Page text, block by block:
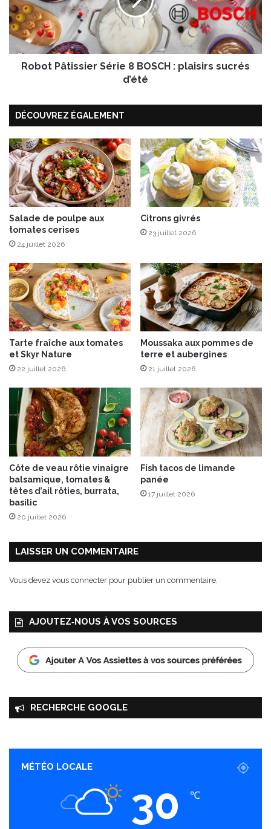
é
a
n
é
,
u
n
e
o
d
e
a
u
i
n
s
t
a
n
t
s
d
P
â
i
e
S
é
r
i
e
8
B
O
S
C
:
p
l
a
i
s
r
s
s
d
’
é
t
Robot Pâtissier Série 8 BOSCH : plaisirs sucrés
d’été
DÉCOUVREZ ÉGALEMENT
Salade de poulpe aux
tomates cerises
24 juillet 2026
Citrons givrés
23 juillet 2026
Tarte fraîche aux tomates
et Skyr Nature
22 juillet 2026
Moussaka aux pommes de
terre et aubergines
21 juillet 2026
Côte de veau rôtie vinaigre
balsamique, tomates &
têtes d’ail rôties, burrata,
basilic
20 juillet 2026
Fish tacos de limande
panée
17 juillet 2026
LAISSER UN COMMENTAIRE
Vous devez vous connecter pour publier un commentaire.
AJOUTEZ‑NOUS À VOS SOURCES
RECHERCHE GOOGLE
MÉTÉO LOCALE
30 ℃